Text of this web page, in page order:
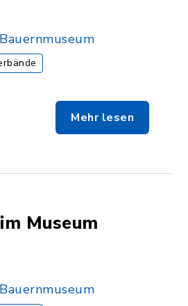
Mehr lesen
Museum